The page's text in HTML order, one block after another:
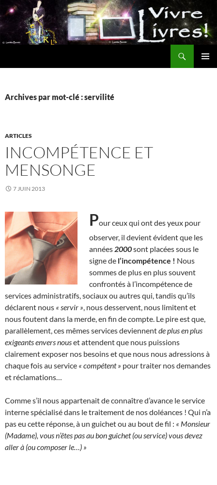
Aller
au
contenu
Archives par mot-clé : servilité
ARTICLES
INCOMPÉTENCE ET
MENSONGE
7 JUIN 2013
Pour ceux qui ont des yeux pour
observer, il devient évident que les
années 2000sont placées sous le
signe de l’incompétence ! Nous
sommes de plus en plus souvent
confrontés à l’incompétence de
services administratifs, sociaux ou autres qui, tandis qu’ils
déclarent nous « servir » , nous desservent, nous limitent et
nous foutent dans la merde, en fin de compte. Le pire est que,
parallèlement, ces mêmes services deviennentde plus en plus
exigeants envers nouset attendent que nous puissions
clairement exposer nos besoins et que nous nous adressions à
chaque fois au service « compétent » pour traiter nos demandes
et réclamations…
Comme s’il nous appartenait de connaître d’avance le service
interne spécialisé dans le traitement de nos doléances ! Qui n’a
pas eu cette réponse, à un guichet ou au bout de fil : « Monsieur
(Madame), vous n’êtes pas au bon guichet (ou service) vous devez
aller à (ou composer le…) »